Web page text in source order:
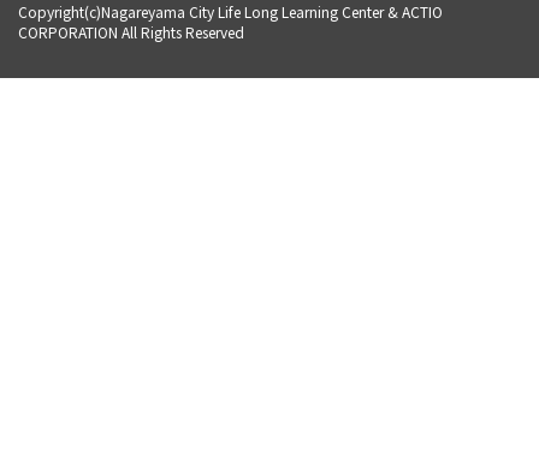
Copyright(c)Nagareyama City Life Long Learning Center & ACTIO
CORPORATION All Rights Reserved